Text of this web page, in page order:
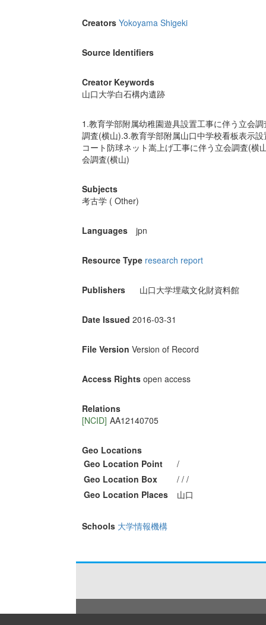
Creators Yokoyama Shigeki
Source Identifiers
Creator Keywords
山口大学白石構内遺跡
1.教育学部附属幼稚園遊具設置工事に伴う立会
調査(横山).3.教育学部附属山口中学校看板表示
コート防球ネット嵩上げ工事に伴う立会調査(
会調査(横山)
Subjects
考古学 ( Other)
Languages jpn
Resource Type research report
Publishers 山口大学埋蔵文化財資料館
Date Issued 2016-03-31
File Version Version of Record
Access Rights open access
Relations
[NCID] AA12140705
Geo Locations
Geo Location Point
/
Geo Location Box
/ / /
Geo Location Places
山口
Schools 大学情報機構